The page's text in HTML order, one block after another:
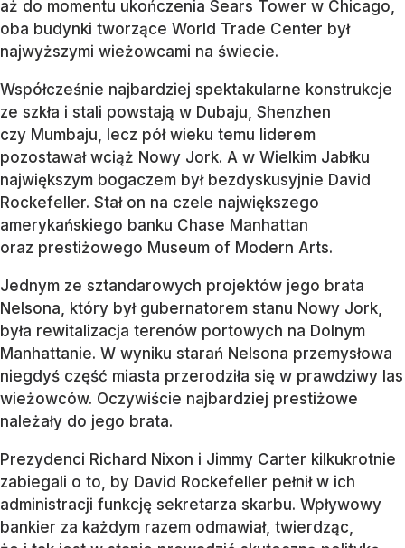
aż do momentu ukończenia Sears Tower w Chicago,
oba budynki tworzące World Trade Center był
najwyższymi wieżowcami na świecie.
Współcześnie najbardziej spektakularne konstrukcje
ze szkła i stali powstają w Dubaju, Shenzhen
czy Mumbaju, lecz pół wieku temu liderem
pozostawał wciąż Nowy Jork. A w Wielkim Jabłku
największym bogaczem był bezdyskusyjnie David
Rockefeller. Stał on na czele największego
amerykańskiego banku Chase Manhattan
oraz prestiżowego Museum of Modern Arts.
Jednym ze sztandarowych projektów jego brata
Nelsona, który był gubernatorem stanu Nowy Jork,
była rewitalizacja terenów portowych na Dolnym
Manhattanie. W wyniku starań Nelsona przemysłowa
niegdyś część miasta przerodziła się w prawdziwy las
wieżowców. Oczywiście najbardziej prestiżowe
należały do jego brata.
Prezydenci Richard Nixon i Jimmy Carter kilkukrotnie
zabiegali o to, by David Rockefeller pełnił w ich
administracji funkcję sekretarza skarbu. Wpływowy
bankier za każdym razem odmawiał, twierdząc,